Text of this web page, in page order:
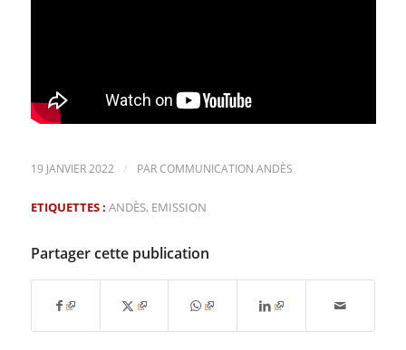
19 JANVIER 2022 / PARCOMMUNICATION ANDÈS
ETIQUETTES : ANDÈS, EMISSION
Partager cette publication